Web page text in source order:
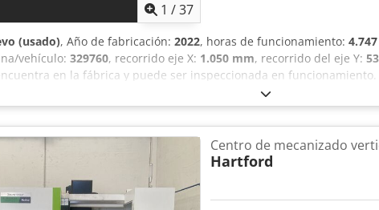
1 /37
(usado), Año de fabricación: 2022, horas de funcionamiento:
vehículo: 329760, recorrido eje X: 1.050 mm, recorrido del eje Y:
en la fábrica y puede ser inspeccionada en
nuevas. Codpfx Ajzr R Exehcsrf Centro de mecanizado vertical CNC
máquina: 329760 Horas de funcionamiento: 4747 Las
En el archivo adjunto encontrará la confirmación del pedido
Centro de mecanizado
Hartford